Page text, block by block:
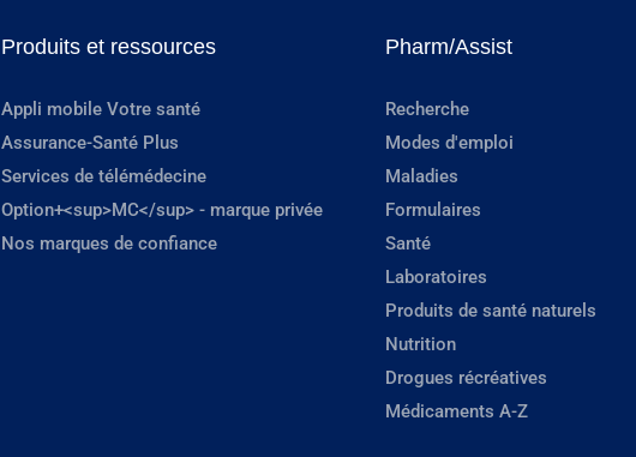
Produits et ressources
Appli mobile Votre santé
Assurance-Santé Plus
Services de télémédecine
Option+<sup>MC</sup> - marque privée
Nos marques de confiance
Pharm/Assist
Recherche
Modes d'emploi
Maladies
Formulaires
Santé
Laboratoires
Produits de santé naturels
Nutrition
Drogues récréatives
Médicaments A-Z